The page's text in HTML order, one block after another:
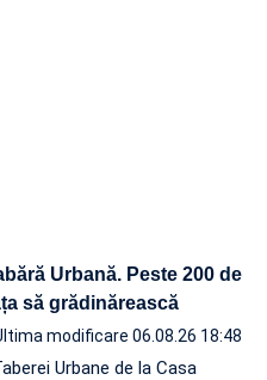
Urbană. Peste 200 de
să grădinărească
modificare 06.08.26 18:48
Urbane de la Casa